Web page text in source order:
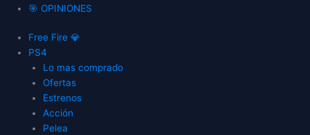
🎯 OPINIONES
Free Fire 💎
PS4
Lo mas comprado
Ofertas
Estrenos
Acción
Pelea